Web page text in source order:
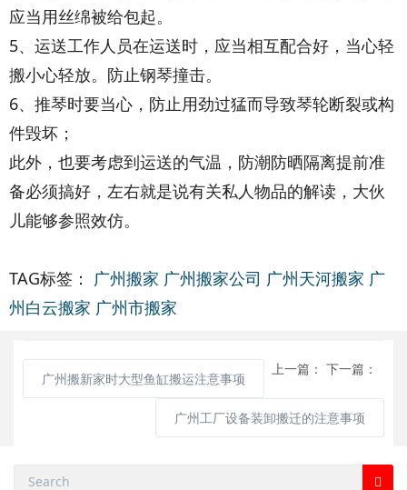
应当用丝绵被给包起。
5、运送工作人员在运送时，应当相互配合好，当心轻
搬小心轻放。防止钢琴撞击。
6、推琴时要当心，防止用劲过猛而导致琴轮断裂或构
件毁坏；
此外，也要考虑到运送的气温，防潮防晒隔离提前准
备必须搞好，左右就是说有关私人物品的解读，大伙
儿能够参照效仿。
TAG标签： 广州搬家 广州搬家公司 广州天河搬家 广
州白云搬家 广州市搬家
上一篇：
广州搬新家时大型鱼缸搬运注意事项
下一篇：
广州工厂设备装卸搬迁的注意事项